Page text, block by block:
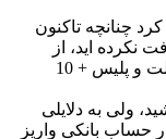
ای اعلام کرد چنانچه تاکنون
نکرده اید، از
مراجعه به ادارات، دفاتر پیشخوان خدمات دولت و پلیس + 10
ولی به دلایلی
حساب بانکی واریز